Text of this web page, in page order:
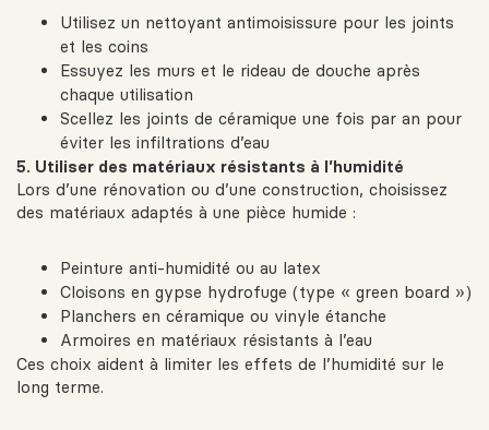
Utilisez un nettoyant antimoisissure pour les joints
et les coins
Essuyez les murs et le rideau de douche après
chaque utilisation
Scellez les joints de céramique une fois par an pour
éviter les infiltrations d’eau
5. Utiliser des matériaux résistants à l’humidité
Lors d’une rénovation ou d’une construction, choisissez
des matériaux adaptés à une pièce humide :
Peinture anti-humidité ou au latex
Cloisons en gypse hydrofuge (type « green board »)
Planchers en céramique ou vinyle étanche
Armoires en matériaux résistants à l’eau
Ces choix aident à limiter les effets de l’humidité sur le
long terme.